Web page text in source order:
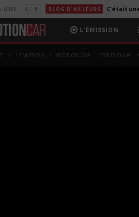
UNE BLOG D'AILLEURS C’était
A LA UNE
A LA UNE
L’ÉMISSION
L'EMISSION MOTION CAR – L’ÉMISSION #4 :